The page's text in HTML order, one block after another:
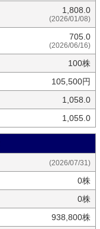
1,808.0
(2026/01/08)
705.0
(2026/06/16)
100株
105,500円
1,058.0
1,055.0
(2026/07/31)
0株
0株
938,800株